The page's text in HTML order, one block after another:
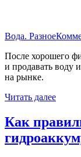
Вода. Разное
После хорошего
и продавать воду
на рынке.
Читать далее
Как